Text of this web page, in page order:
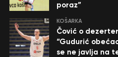
poraz”
KOŠARKA
Čović o
“Gudurić
se ne javlja na